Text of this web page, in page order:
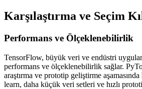
Karşılaştırma ve Seçim
Performans ve Ölçeklenebilirlik
TensorFlow, büyük veri ve endüstri
performans ve ölçeklenebilirlik sağlar.
araştırma ve prototip geliştirme
learn, daha küçük veri setleri ve hızlı